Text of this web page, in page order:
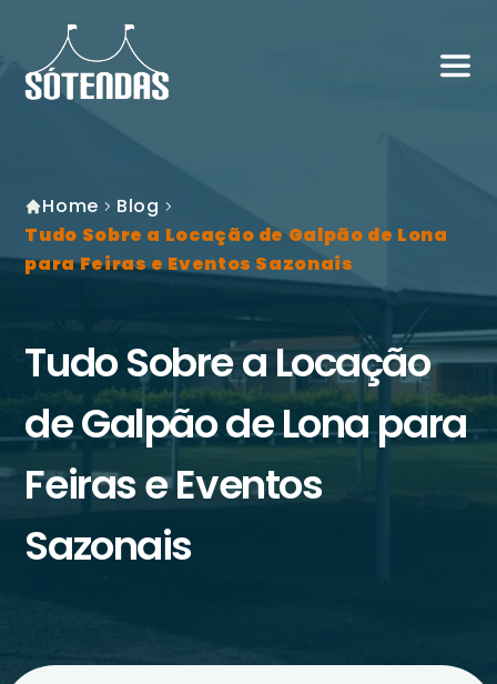
Home
Blog
Tudo Sobre a Locação de Galpão de Lona
para Feiras e Eventos Sazonais
Tudo Sobre a Locação
de Galpão de Lona para
Feiras e Eventos
Sazonais